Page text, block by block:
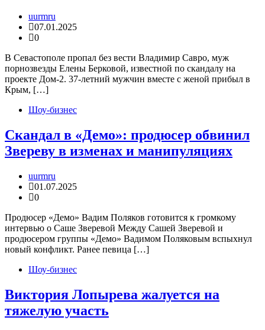
uurmru
07.01.2025
0
В Севастополе пропал без вести Владимир Савро, муж
порнозвезды Елены Берковой, известной по скандалу на
проекте Дом-2. 37-летний мужчин вместе с женой прибыл в
Крым, […]
Шоу-бизнес
Скандал в «Демо»: продюсер обвинил
Звереву в изменах и манипуляциях
uurmru
01.07.2025
0
Продюсер «Демо» Вадим Поляков готовится к громкому
интервью о Саше Зверевой Между Сашей Зверевой и
продюсером группы «Демо» Вадимом Поляковым вспыхнул
новый конфликт. Ранее певица […]
Шоу-бизнес
Виктория Лопырева жалуется на
тяжелую участь